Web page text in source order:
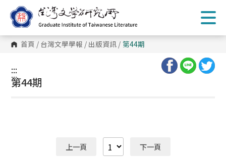
到
主
內
容 首頁 / 台灣文學學報 / 出版資訊 / 第44期
:::
:::
第44期
上一頁 下一頁